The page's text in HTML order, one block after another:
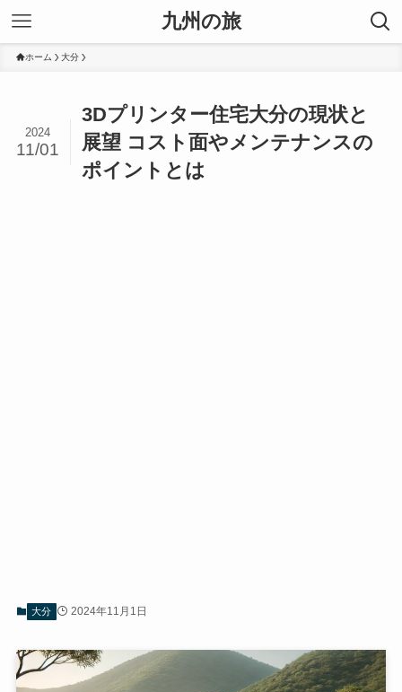
九州の旅
ホーム 大分
3Dプリンター住宅大分の現状と
展望 コスト面やメンテナンスの
ポイントとは
2024
11/01
大分 2024年11月1日